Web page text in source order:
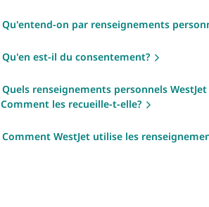
Qu'entend-on par renseignements
Qu'en est-il du consentement?
Quels renseignements personnels
Comment les recueille-t-elle?
Comment WestJet utilise les